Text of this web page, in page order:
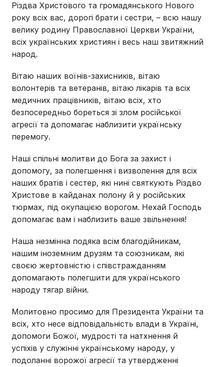
Різдва Христового та громадянського Нового
року всіх вас, дорогі брати і сестри, – всю нашу
велику родину Православної Церкви України,
всіх українських християн і весь наш звитяжний
народ.
Вітаю наших воїнів-захисників, вітаю
волонтерів та ветеранів, вітаю лікарів та всіх
медичних працівників, вітаю всіх, хто
безпосередньо бореться зі злом російської
агресії та допомагає наблизити українську
перемогу.
Наші спільні молитви до Бога за захист і
допомогу, за полегшення і визволення для всіх
наших братів і сестер, які нині святкують Різдво
Христове в кайданах полону й у російських
тюрмах, під окупацією ворогом. Нехай Господь
допомагає вам і наблизить ваше звільнення!
Наша незмінна подяка всім благодійникам,
нашим іноземним друзям та союзникам, які
своєю жертовністю і співстражданням
допомагають полегшити для українського
народу тягар війни.
Молитовно просимо для Президента України та
всіх, хто несе відповідальність влади в Україні,
допомоги Божої, мудрості та натхнення й
успіхів у служінні українському народу, у
подоланні ворожої агресії та утвердженні